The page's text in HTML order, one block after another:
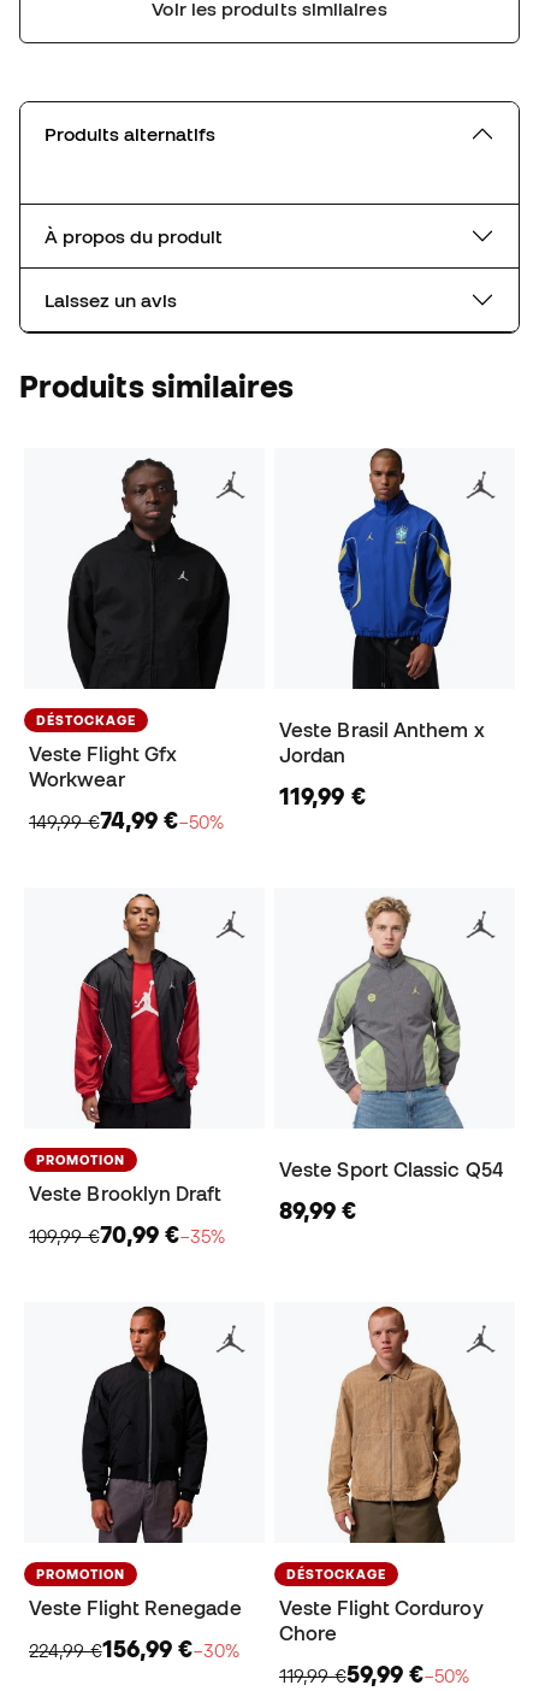
Voir les produits similaires
Produits alternatifs
À propos du produit
Laissez un avis
Produits similaires
DÉSTOCKAGE
Veste Flight Gfx
Workwear
149,99 €74,99 €−50%
Veste Brasil Anthem x
Jordan
119,99 €
PROMOTION
Veste Brooklyn Draft
109,99 €70,99 €−35%
Veste Sport Classic Q54
89,99 €
PROMOTION
Veste Flight Renegade
224,99 €156,99 €−30%
DÉSTOCKAGE
Veste Flight Corduroy
Chore
119,99 €59,99 €−50%